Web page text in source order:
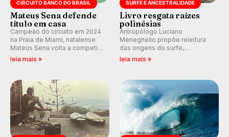
CIRCUITO BANCO DO BRASIL
Mateus Sena defende
título em casa
Campeão do circuito em 2024
na Praia de Miami, natalense
Mateus Sena volta a competir
em casa em busca de manter a
leia mais »
SURFE E ANCESTRALIDADE
Livro resgata raízes
polinésias
Antropólogo Luciano
Meneghello propõe releitura
das origens do surfe,
resgatando a cultura polinésia
prática em esporte e indústria.
leia mais »